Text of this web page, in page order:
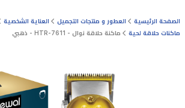
الصفحة الرئيسية العطور و منتجات التجميل العناية الشخصية
ماكنات حلاقة لحية
ماكنة حلاقة نوال - HTR-7611 - ذهبي